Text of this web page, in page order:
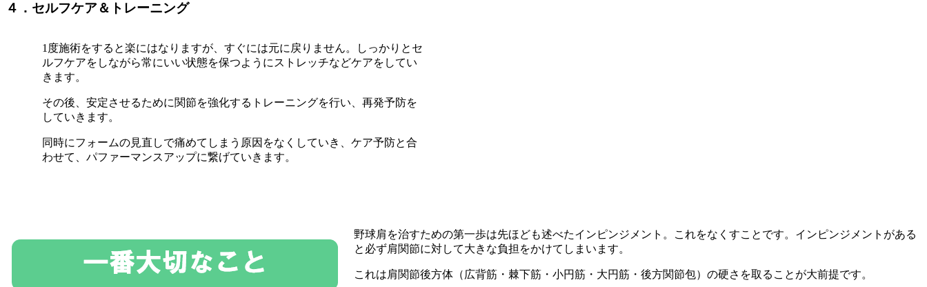
４．セルフケア＆トレーニング
1度施術をすると楽にはなりますが、すぐには元に戻りません。しっかりとセ
ルフケアをしながら常にいい状態を保つようにストレッチなどケアをしてい
きます。
その後、安定させるために関節を強化するトレーニングを行い、再発予防を
していきます。
同時にフォームの見直しで痛めてしまう原因をなくしていき、ケア予防と合
わせて、パファーマンスアップに繋げていきます。
野球肩を治すための第一歩は先ほども述べたインピンジメント。これをなくすことです。インピンジメントがある
と必ず肩関節に対して大きな負担をかけてしまいます。
これは肩関節後方体（広背筋・棘下筋・小円筋・大円筋・後方関節包）の硬さを取ることが大前提です。